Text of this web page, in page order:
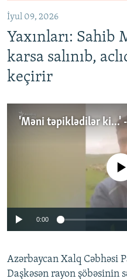
İyul 09, 2026
Yaxınları: Sahib
karsa salınıb,
keçirir
No media source
0:00
Azərbaycan Xalq Cəbhəsi
Daşkəsən rayon şöbəsinin